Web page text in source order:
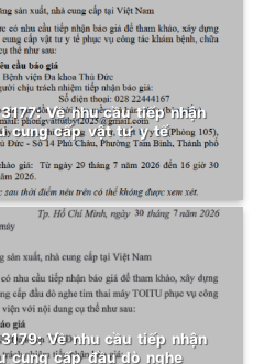
Về nhu cầu tiếp nhận
cung cấp vật tư y tế
Về nhu cầu tiếp nhận
cung cấp đầu dò nghe